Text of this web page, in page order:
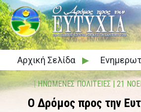
Αρχική Σελίδα ▶
|ΗΝΩΜΕΝΕΣ ΠΟΛΙΤΕΙΕΣ| 21
Ο Δρόμος προς την